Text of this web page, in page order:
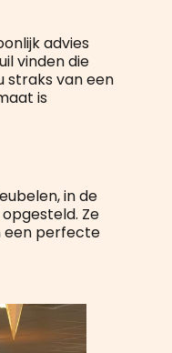
advies
vinden die
straks van een
is
in de
Ze
een perfecte